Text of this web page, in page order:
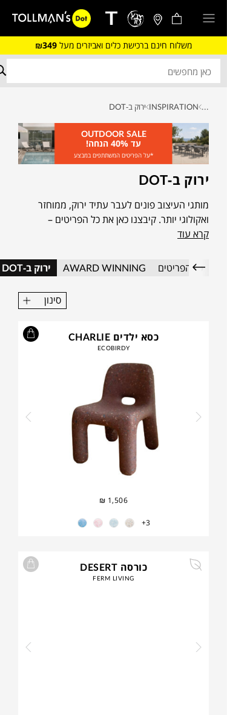
משלוח חינם ברכישת כלים ואביזרים מעל ₪349
...
INSPIRATION ירוק ב-DOT
OUTDOOR SALE
עד 40% הנחה!
*על הפריטים המשתתפים במבצע
ירוק ב-DOT
מותגי העיצוב פונים לעבר עתיד ירוק, ממוחזר
ואקולוגי יותר. קיבצנו כאן את כל הפריטים –
רהיטים, כלים, שטיחים ואביזרים – שמתחילים את
קרא עוד
כל הפריטים AWARD WINNING ירוק ב-DOT
סינון
כסא ילדים CHARLIE
ECOBIRDY
₪ 1,506
3+
כורסה DESERT
FERM LIVING